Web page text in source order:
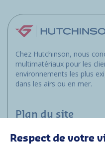
Chez Hutchinson, nous
multimatériaux pour les
environnements les plus
dans les airs ou en mer.
Plan du site
Marchés
Respect de votre